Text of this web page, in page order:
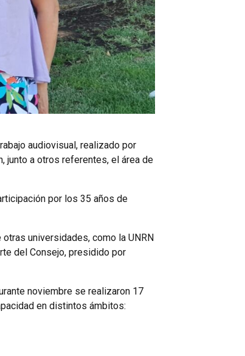
audiovisual, realizado por
junto a otros referentes, el área de
por los 35 años de
universidades, como la UNRN
del Consejo, presidido por
noviembre se realizaron 17
en distintos ámbitos: